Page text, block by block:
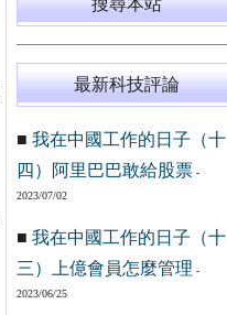
搜尋本站
最新科技評論
■ 我在中國工作的日子（十
四）阿里巴巴敢給股票-
2023/07/02
■ 我在中國工作的日子（十
三）上億會員怎麼管理 -
2023/06/25